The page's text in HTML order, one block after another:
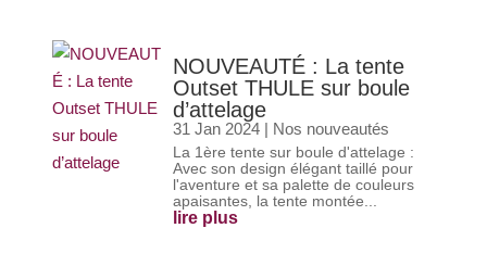
NOUVEAUTÉ : La tente
Outset THULE sur boule
d’attelage
31 Jan 2024 | Nos nouveautés
La 1ère tente sur boule d'attelage :
Avec son design élégant taillé pour
l'aventure et sa palette de couleurs
apaisantes, la tente montée...
lire plus